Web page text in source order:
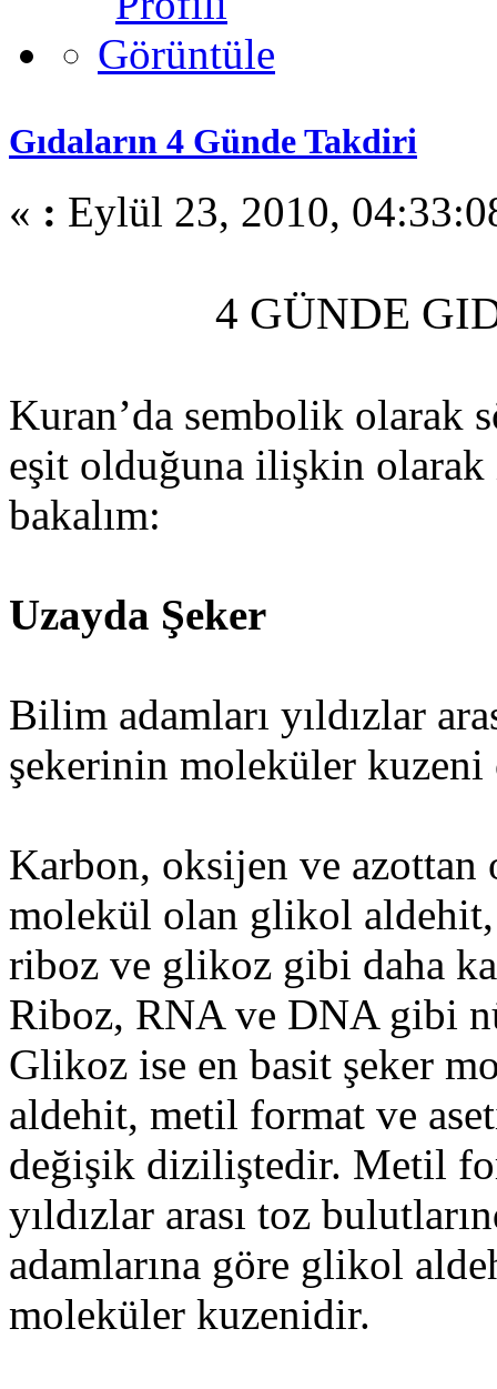
Gıdaların 4 Günde Takdiri
« : Eylül 23, 2010,
4 GÜNDE
Kuran’da sembolik olarak
eşit olduğuna ilişkin
bakalım:
Uzayda Şeker
Bilim adamları yıldızlar
şekerinin moleküler
Karbon, oksijen ve
molekül olan glikol
riboz ve glikoz gibi daha
Riboz, RNA ve DNA gibi
Glikoz ise en basit şeker
aldehit, metil format ve
değişik diziliştedir. Metil
yıldızlar arası toz
adamlarına göre glikol
moleküler kuzenidir.